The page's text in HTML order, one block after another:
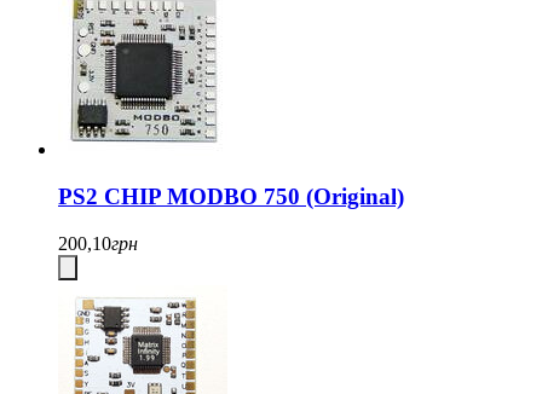
PS2 CHIP MODBO 750 (Original)
200,10грн